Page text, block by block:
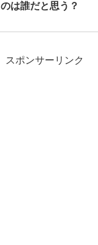
のは誰だと思う？
スポンサーリンク